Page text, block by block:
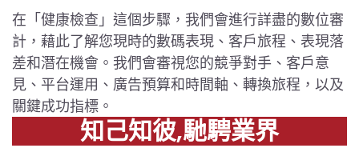
在「健康檢查」這個步驟，我們會進行詳盡的數位審
計，藉此了解您現時的數碼表現、客戶旅程、表現落
差和潛在機會。我們會審視您的競爭對手、客戶意
見、平台運用、廣告預算和時間軸、轉換旅程，以及
關鍵成功指標。
知己知彼,馳騁業界